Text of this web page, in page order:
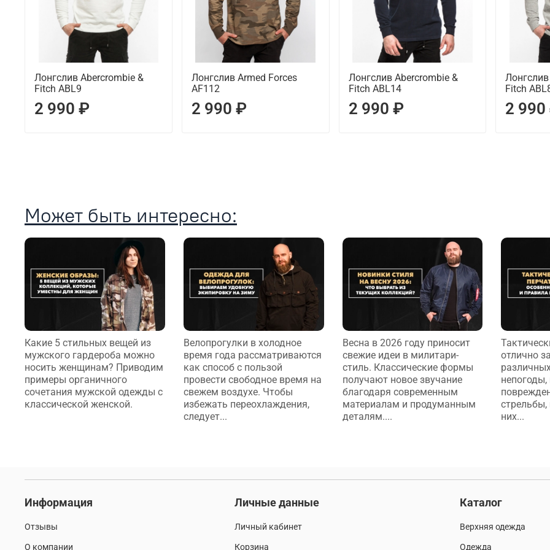
Лонгслив Abercrombie &
Fitch ABL9
2 990 ₽
Лонгслив Armed Forces
AF112
2 990 ₽
Лонгслив Abercrombie &
Fitch ABL14
2 990 ₽
Fitch
2 990
Может быть интересно:
Какие 5 стильных вещей из
мужского гардероба можно
носить женщинам? Приводим
примеры органичного
сочетания мужской одежды с
классической женской.
Велопрогулки в холодное
время года рассматриваются
как способ с пользой
провести свободное время на
свежем воздухе. Чтобы
избежать переохлаждения,
следует...
Весна в 2026 году приносит
свежие идеи в милитари-
стиль. Классические формы
получают новое звучание
благодаря современным
материалам и продуманным
деталям....
отлично
них...
Информация
Отзывы
О компании
Личные данные
Личный кабинет
Корзина
Каталог
Верхняя одежда
Одежда